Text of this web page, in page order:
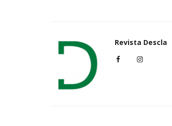
Revista Descla